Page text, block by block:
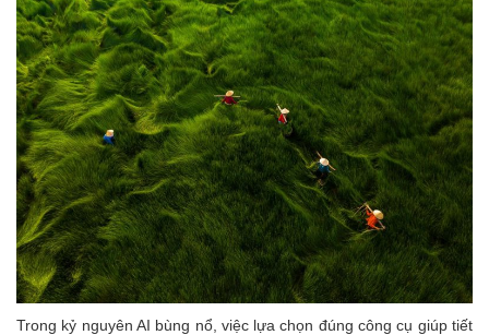
Trong kỷ nguyên AI bùng nổ, việc lựa chọn đúng công cụ giúp tiết